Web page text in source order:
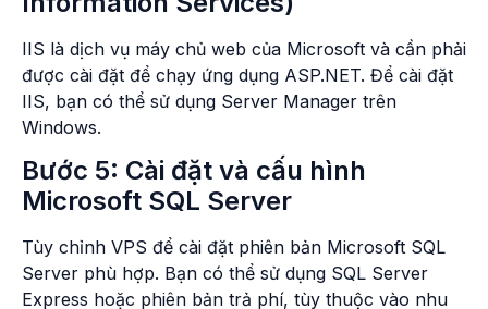
IIS là dịch vụ máy chủ web của Microsoft và cần phải
được cài đặt để chạy ứng dụng ASP.NET. Để cài đặt
IIS, bạn có thể sử dụng Server Manager trên
Windows.
Bước 5: Cài đặt và cấu hình
Microsoft SQL Server
Tùy chỉnh VPS để cài đặt phiên bản Microsoft SQL
Server phù hợp. Bạn có thể sử dụng SQL Server
Express hoặc phiên bản trả phí, tùy thuộc vào nhu